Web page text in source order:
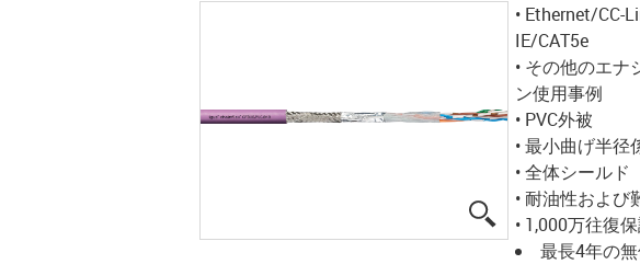
igus-icon-lupe
• Ethernet/CC-
IE/CAT5e
• その他のエナ
ン使用事例
• PVC外被
• 最小曲げ半径
• 全体シールド
• 耐油性および
• 1,000万往復
最長4年の